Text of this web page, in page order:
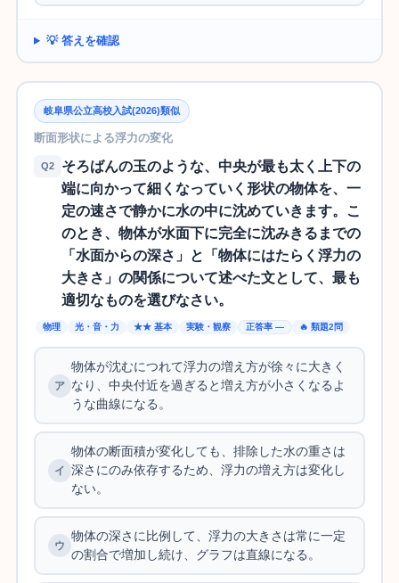
💡 答えを確認
岐阜県公立高校入試(2026)類似
断面形状による浮力の変化
Q2
そろばんの玉のような、中央が最も太く上下の
端に向かって細くなっていく形状の物体を、一
定の速さで静かに水の中に沈めていきます。こ
のとき、物体が水面下に完全に沈みきるまでの
「水面からの深さ」と「物体にはたらく浮力の
大きさ」の関係について述べた文として、最も
適切なものを選びなさい。
物理 光・音・力 ★★ 基本 実験・観察 正答率 — 🔥 類題2問
物体が沈むにつれて浮力の増え方が徐々に大きく
なり、中央付近を過ぎると増え方が小さくなるよ
うな曲線になる。
物体の断面積が変化しても、排除した水の重さは
深さにのみ依存するため、浮力の増え方は変化し
ない。
物体の深さに比例して、浮力の大きさは常に一定
の割合で増加し続け、グラフは直線になる。